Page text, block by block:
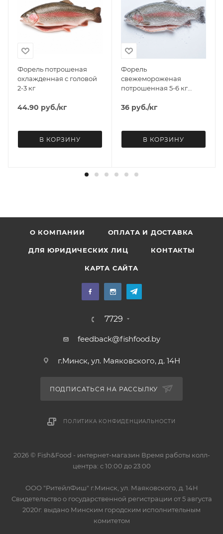
Форель потрошеная
охлажденная с головой
2-3 кг
44.90 руб./кг
В КОРЗИНУ
Форель
свежемороженая
потрошенная 5-6 кг
36 руб./кг
В КОРЗИНУ
О КОМПАНИИ ОПЛАТА И ДОСТАВКА
ДЛЯ ЮРИДИЧЕСКИХ ЛИЦ КОНТАКТЫ
КАРТА САЙТА
7729
feedback@fishfood.by
г.Минск, ул. Маяковского, д. 14Н
ПОДПИСАТЬСЯ НА РАССЫЛКУ
ПОЛИТИКА КОНФИДЕНЦИАЛЬНОСТИ
2026 © Fish&Food - интернет-магазин Время работы колл-
центра: с 10:00 до 23:00
OOO "РитейлФиш" г.Минск, ул. Маяковского, д. 14Н
Свидетельство о государственной регистрации от 5 августа
2020г. выдано Минским городским исполнительным
комитетом